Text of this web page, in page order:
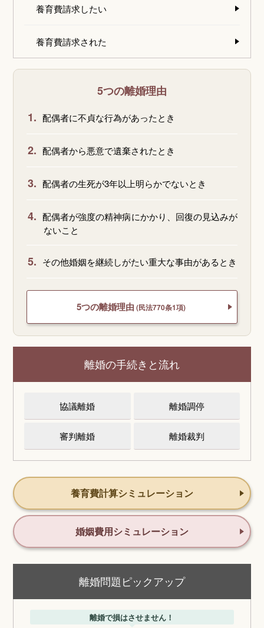
養育費請求したい
養育費請求された
5つの離婚理由
1. 配偶者に不貞な行為があったとき
2. 配偶者から悪意で遺棄されたとき
3. 配偶者の生死が3年以上明らかでないとき
4. 配偶者が強度の精神病にかかり、回復の見込みが
ないこと
5. その他婚姻を継続しがたい重大な事由があるとき
5つの離婚理由 (民法770条1項)
離婚の手続きと流れ
協議離婚 離婚調停
審判離婚 離婚裁判
養育費計算シミュレーション
婚姻費用シミュレーション
離婚問題ピックアップ
離婚で損はさせません！